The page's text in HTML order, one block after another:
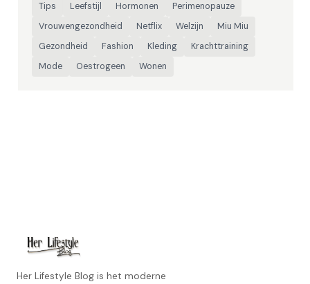
Tips Leefstijl Hormonen
Perimenopauze
Vrouwengezondheid
Netflix Welzijn
Miu Miu
Gezondheid
Fashion Kleding
Krachttraining
Mode
Oestrogeen Wonen
Her Lifestyle Blog is het moderne